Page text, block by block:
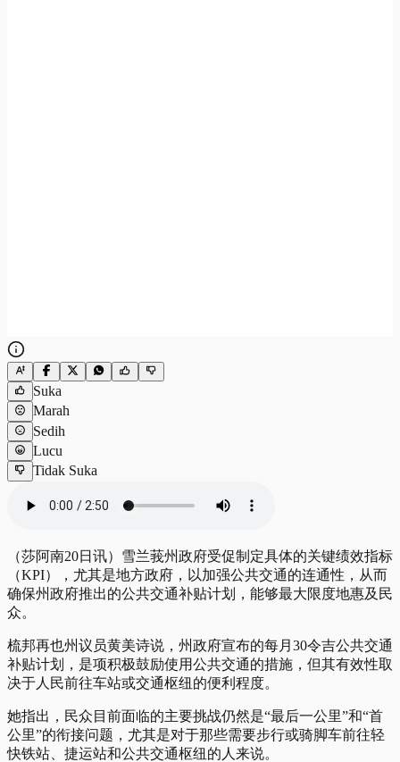
Suka
Marah
Sedih
Lucu
Tidak Suka
（莎阿南20日讯）雪兰莪州政府受促制定具体的关键绩效指标
（KPI），尤其是地方政府，以加强公共交通的连通性，从而
确保州政府推出的公共交通补贴计划，能够最大限度地惠及民
众。
梳邦再也州议员黄美诗说，州政府宣布的每月30令吉公共交通
补贴计划，是项积极鼓励使用公共交通的措施，但其有效性取
决于人民前往车站或交通枢纽的便利程度。
她指出，民众目前面临的主要挑战仍然是“最后一公里”和“首
公里”的衔接问题，尤其是对于那些需要步行或骑脚车前往轻
快铁站、捷运站和公共交通枢纽的人来说。